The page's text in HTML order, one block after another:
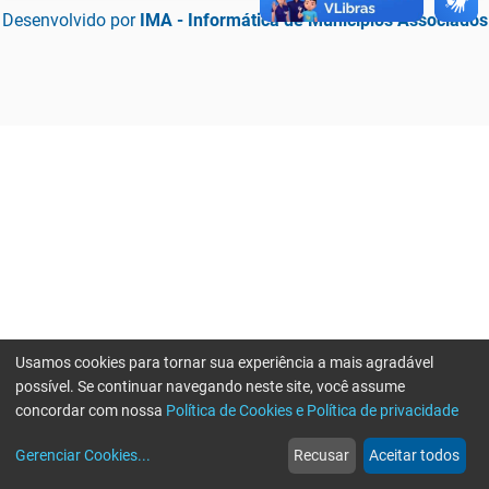
Desenvolvido por IMA - Informática de Municípios Associados
web
Notícias
more_horiz
Mais
Usamos cookies para tornar sua experiência a mais agradável
possível. Se continuar navegando neste site, você assume
concordar com nossa Política de Cookies e Política de privacidade
Gerenciar Cookies... Recusar Aceitar todos
Erro ao enviar informações, por favor tente novamente